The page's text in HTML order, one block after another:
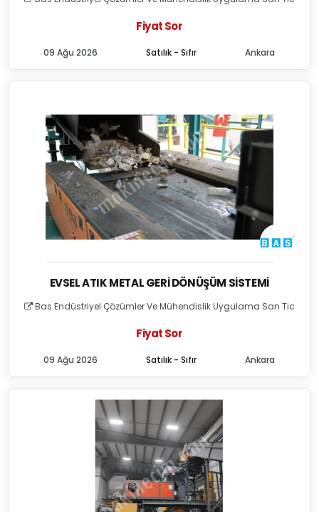
Fiyat Sor
Satılık - Sıfır
09 Ağu 2026 Ankara
EVSEL ATIK METAL GERI DÖNÜŞÜM SISTEMI
Bas Endüstriyel Çözümler Ve Mühendislik Uygulama San Tic
Fiyat Sor
Satılık - Sıfır
09 Ağu 2026 Ankara